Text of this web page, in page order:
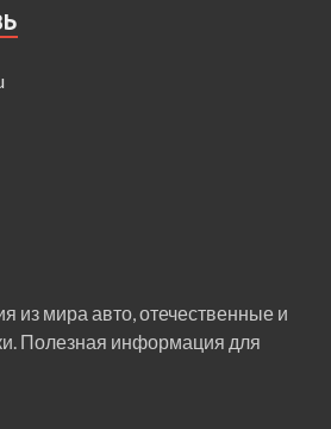
из мира авто, отечественные и
Полезная информация для